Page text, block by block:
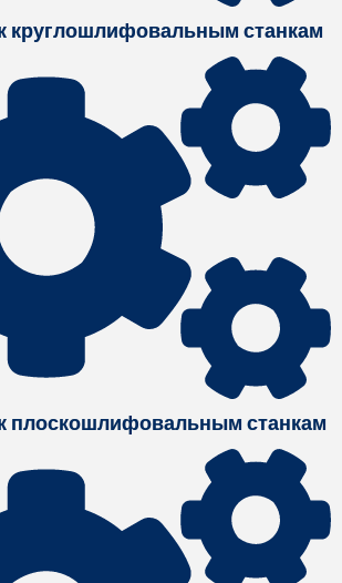
круглошлифовальным станкам
плоскошлифовальным станкам